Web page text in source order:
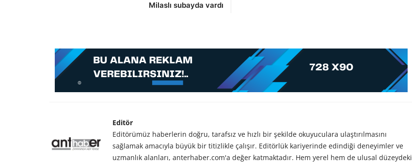
Milaslı subayda vardı
Editör
Editörümüz haberlerin doğru, tarafsız ve hızlı bir şekilde okuyuculara ulaştırılmasını
sağlamak amacıyla büyük bir titizlikle çalışır. Editörlük kariyerinde edindiği deneyimler ve
uzmanlık alanları, anterhaber.com'a değer katmaktadır. Hem yerel hem de ulusal düzeydeki